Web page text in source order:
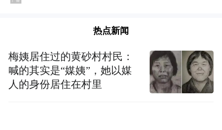
热点新闻
梅姨居住过的黄砂村村民：
喊的其实是“媒姨”，她以媒
人的身份居住在村里